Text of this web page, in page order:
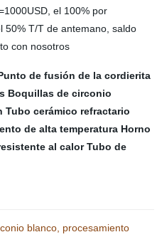
el 100% por
50% T/T de antemano, saldo
con nosotros
de fusión de la cordierita
Boquillas de circonio
Tubo cerámico refractario
de alta temperatura Horno
al calor Tubo de
blanco, procesamiento